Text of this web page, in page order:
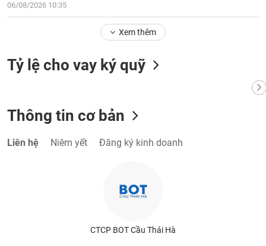
06/08/2026 10:35
Xem thêm
Tỷ lệ cho vay ký quỹ
Thông tin cơ bản
Liên hệ Niêm yết Đăng ký kinh doanh
CTCP BOT Cầu Thái Hà